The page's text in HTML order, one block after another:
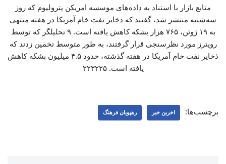
منابع بازار با استناد به داده‌های موسسه امریکن پترولیوم که روز
سه‌شنبه منتشر شد، گفتند که ذخایر نفت خام آمریکا در هفته منتهی
به ۱۹ ژوئن، ۷۶۵ هزار بشکه کاهش یافته است. ۹ تحلیلگر که توسط
رویترز مورد نظرسنجی قرار گرفتند، به طور متوسط تخمین زدند که
ذخایر نفت خام آمریکا در هفته گذشته، حدود ۴.۵ میلیون بشکه کاهش
یافته است. ۲۲۳۲۲۵
برچسب‌ها: اخرین خبر رهپویان فرهنگ